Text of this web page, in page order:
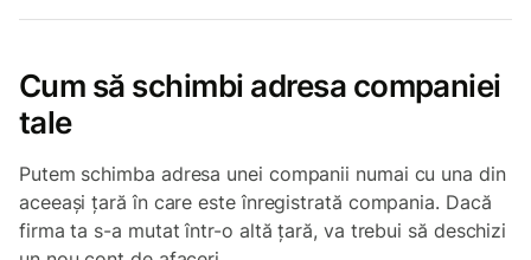
Cum să schimbi adresa companiei
tale
Putem schimba adresa unei companii numai cu una din
aceeași țară în care este înregistrată compania. Dacă
firma ta s-a mutat într-o altă țară, va trebui să deschizi